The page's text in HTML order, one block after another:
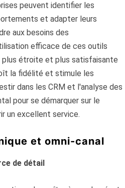
peuvent identifier les
et adapter leurs
aux besoins des
efficace de ces outils
étroite et plus satisfaisante
la fidélité et stimule les
dans les CRM et l'analyse des
pour se démarquer sur le
un excellent service.
et omni-canal
de détail